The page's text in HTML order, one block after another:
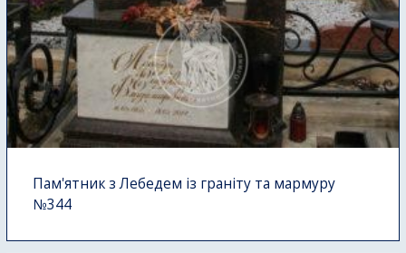
Пам'ятник з Лебедем із граніту та мармуру
№344